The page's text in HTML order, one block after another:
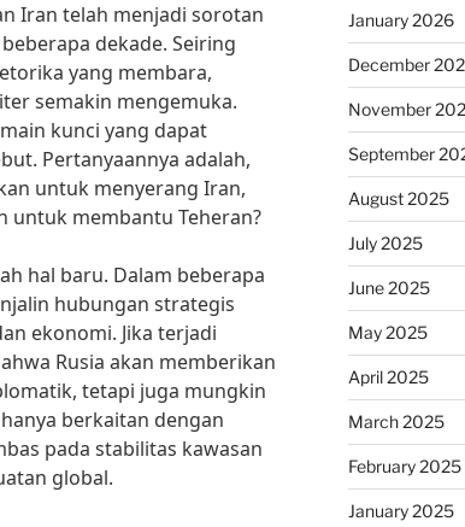
Iran telah menjadi sorotan
dekade. Seiring
yang membara,
semakin mengemuka.
kunci yang dapat
Pertanyaannya adalah,
untuk menyerang Iran,
untuk membantu Teheran?
hal baru. Dalam beberapa
hubungan strategis
ekonomi. Jika terjadi
Rusia akan memberikan
tetapi juga mungkin
berkaitan dengan
pada stabilitas kawasan
global.
January 2026
December
November
September
August 2025
July 2025
June 2025
May 2025
April 2025
March 2025
February 2025
January 2025